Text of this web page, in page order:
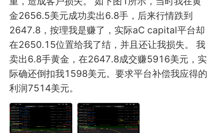
金2656.5美元成功卖出6.8手，后来行情跌到
2647.8，按理我是赚了，实际aC capital平台却
在2650.15位置给我了结，并且还让我损失。 我
卖出6.8手黄金，在2647.8成交赚5916美元，实
际确还倒扣我1598美元。要求平台补偿我应得的
利润7514美元。